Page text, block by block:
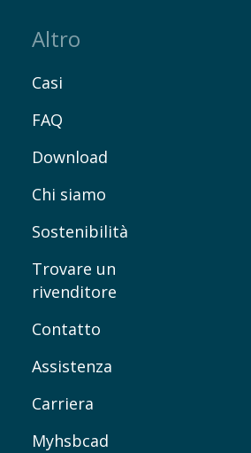
Altro
Casi
FAQ
Download
Chi siamo
Sostenibilità
Trovare un
rivenditore
Contatto
Assistenza
Carriera
Myhsbcad